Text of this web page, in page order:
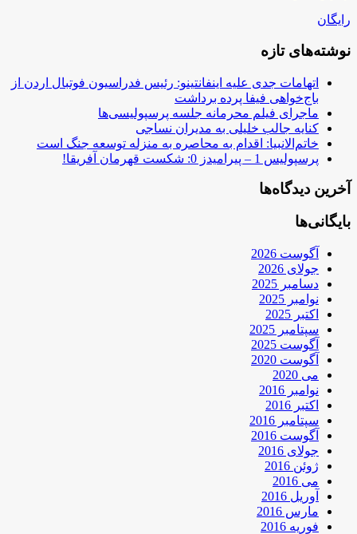
رایگان
نوشته‌های تازه
اتهامات جدی علیه اینفانتینو: رئیس فدراسیون فوتبال اردن از
باج‌خواهی فیفا پرده برداشت
ماجرای فیلم محرمانه جلسه پرسپولیسی‌ها
کنایه جالب خلیلی به مدیران نساجی
خاتم‌الانبیا: اقدام به محاصره به منزله توسعه جنگ است
پرسپولیس 1 – پیرامیدز 0: شکست قهرمان آفریقا!
آخرین دیدگاه‌ها
بایگانی‌ها
آگوست 2026
جولای 2026
دسامبر 2025
نوامبر 2025
اکتبر 2025
سپتامبر 2025
آگوست 2025
آگوست 2020
می 2020
نوامبر 2016
اکتبر 2016
سپتامبر 2016
آگوست 2016
جولای 2016
ژوئن 2016
می 2016
آوریل 2016
مارس 2016
فوریه 2016